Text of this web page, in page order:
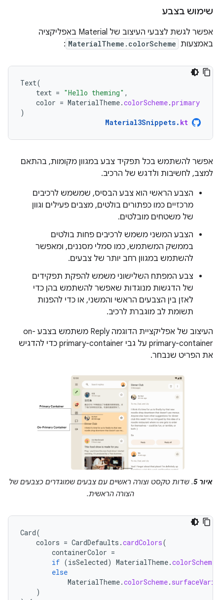
שימוש בצבע
אפשר לגשת לצבעי העיצוב של Material באפליקציה
באמצעות MaterialTheme.colorScheme
:
Text(
text = "Hello theming" ,
color = MaterialTheme.colorScheme.primary
)
Material3Snippets. kt
אפשר להשתמש בכל תפקיד צבע במגוון מקומות, בהתאם
למצב, לחשיבות ולדגש של הרכיב.
הצבע הראשי הוא צבע הבסיס, שמשמש לרכיבים
מרכזיים כמו כפתורים בולטים, מצבים פעילים וגוון
של משטחים מובלטים.
הצבע המשני משמש לרכיבים פחות בולטים
בממשק המשתמש, כמו סמלי מסננים, ומאפשר
להשתמש במגוון רחב יותר של צבעים.
צבע המפתח השלישוני משמש להפקת תפקידים
של הדגשות מנוגדות שאפשר להשתמש בהן כדי
לאזן בין הצבעים הראשי והמשני, או כדי להפנות
תשומת לב מוגברת לרכיב.
העיצוב של אפליקציית הדוגמה Reply משתמש בצבע on-
primary-container על גבי primary-container כדי להדגיש
את הפריט שנבחר.
איור 5 . שדות טקסט וצורה ראשיים עם צבעים שמוגדרים כצבעים של
הצורה הראשית.
Card(
colors = CardDefaults .cardColors(
containerColor =
if (isSelected) MaterialTheme.colorScheme
else
MaterialTheme.colorScheme.
)